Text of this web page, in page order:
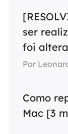
ser
foi
Por
Como
Mac [3